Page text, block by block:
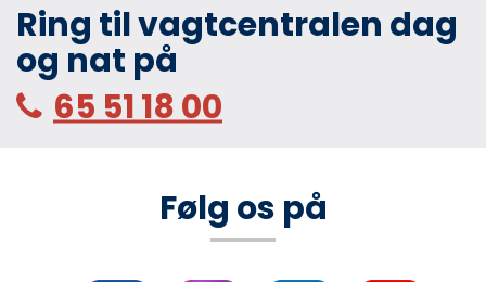
Ring til vagtcentralen dag
og nat på
65 51 18 00
Følg os på